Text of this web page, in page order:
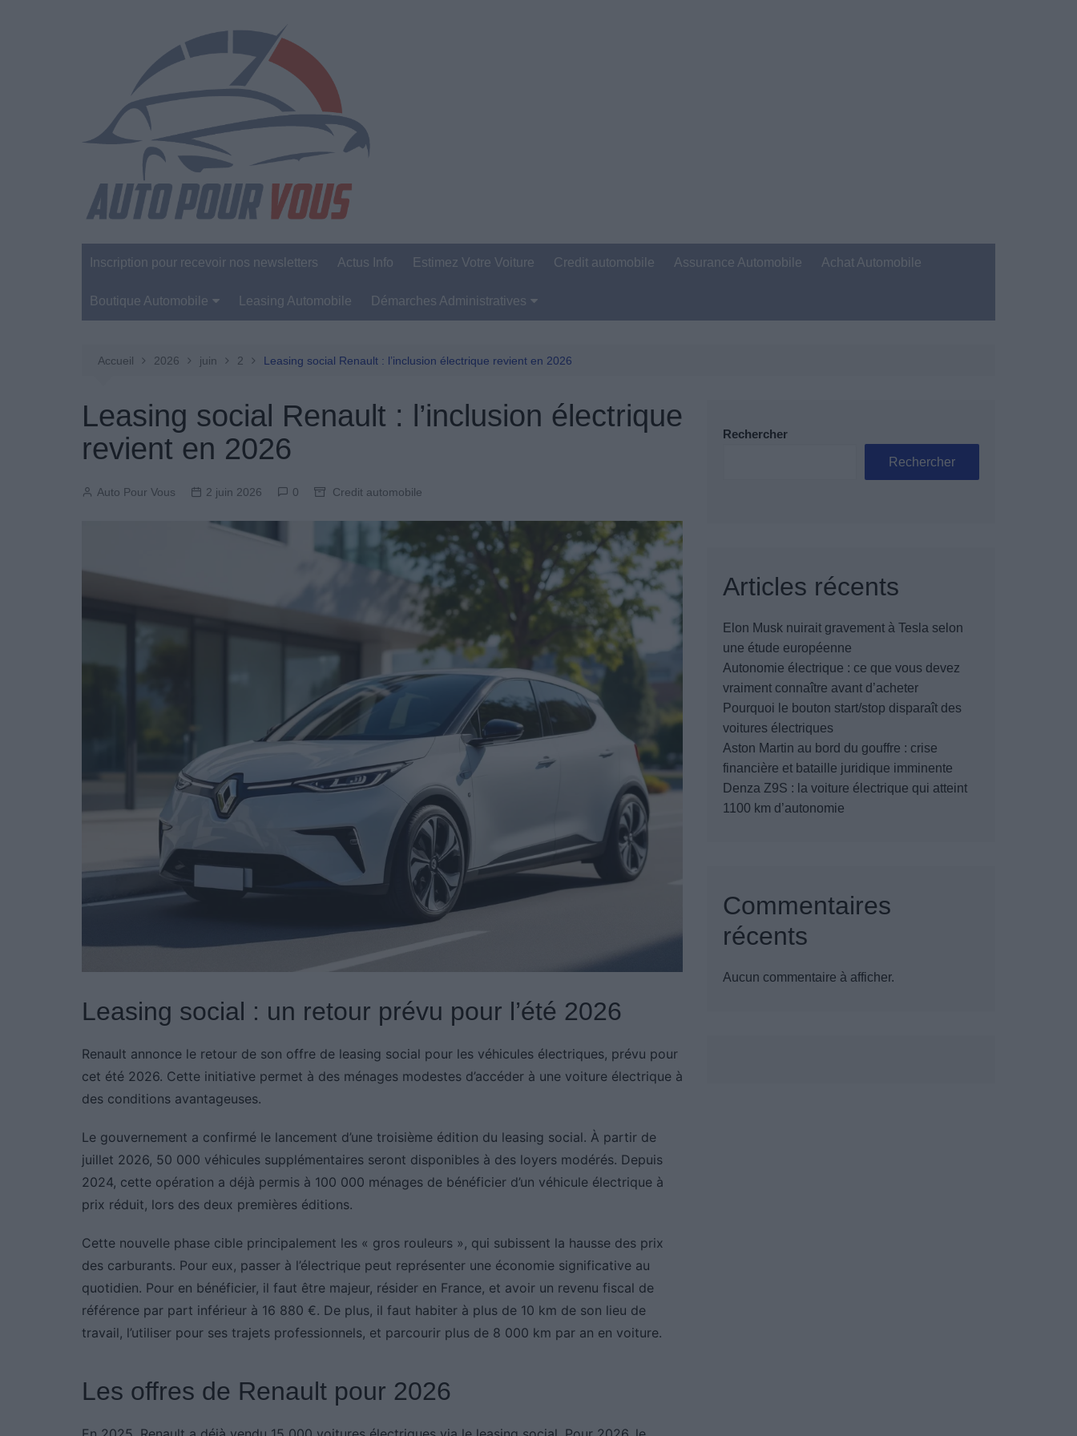
Inscription pour recevoir nos newsletters Actus Info Estimez Votre Voiture Credit automobile Assurance Automobile Achat Automobile
Boutique Automobile
Entretien Automobile
Produits Boutique
Leasing Automobile Démarches Administratives
Permis De Conduire
Accueil 2026 juin 2 Leasing social Renault : l’inclusion électrique revient en 2026
Leasing social Renault : l’inclusion électrique
revient en 2026
Auto Pour Vous 2 juin 2026 0 Credit automobile
Leasing social : un retour prévu pour l’été 2026
Renault annonce le retour de son offre de leasing social pour les véhicules électriques, prévu pour
cet été 2026. Cette initiative permet à des ménages modestes d’accéder à une voiture électrique à
des conditions avantageuses.
Le gouvernement a confirmé le lancement d’une troisième édition du leasing social. À partir de
juillet 2026, 50 000 véhicules supplémentaires seront disponibles à des loyers modérés. Depuis
2024, cette opération a déjà permis à 100 000 ménages de bénéficier d’un véhicule électrique à
prix réduit, lors des deux premières éditions.
Cette nouvelle phase cible principalement les « gros rouleurs », qui subissent la hausse des prix
des carburants. Pour eux, passer à l’électrique peut représenter une économie significative au
quotidien. Pour en bénéficier, il faut être majeur, résider en France, et avoir un revenu fiscal de
référence par part inférieur à 16 880 €. De plus, il faut habiter à plus de 10 km de son lieu de
travail, l’utiliser pour ses trajets professionnels, et parcourir plus de 8 000 km par an en voiture.
Les offres de Renault pour 2026
Rechercher
Rechercher
Articles récents
Elon Musk nuirait gravement à Tesla selon
une étude européenne
Autonomie électrique : ce que vous devez
vraiment connaître avant d’acheter
Pourquoi le bouton start/stop disparaît des
voitures électriques
Aston Martin au bord du gouffre : crise
financière et bataille juridique imminente
Denza Z9S : la voiture électrique qui atteint
1100 km d’autonomie
Commentaires
récents
Aucun commentaire à afficher.